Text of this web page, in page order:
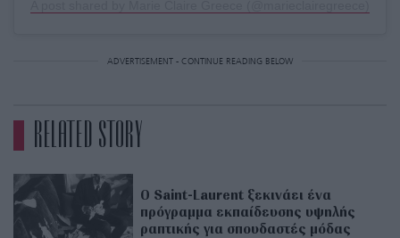
ADVERTISEMENT - CONTINUE READING BELOW
RELATED STORY
Ο Saint-Laurent ξεκινάει ένα
πρόγραμμα εκπαίδευσης υψηλής
ραπτικής για σπουδαστές μόδας